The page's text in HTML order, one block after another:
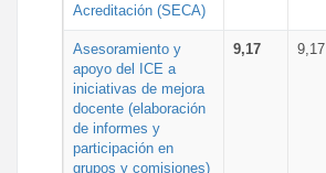
Acreditación (SECA)
Asesoramiento y
apoyo del ICE a
iniciativas de mejora
docente (elaboración
de informes y
participación en
grupos y comisiones)
9,17 9,17